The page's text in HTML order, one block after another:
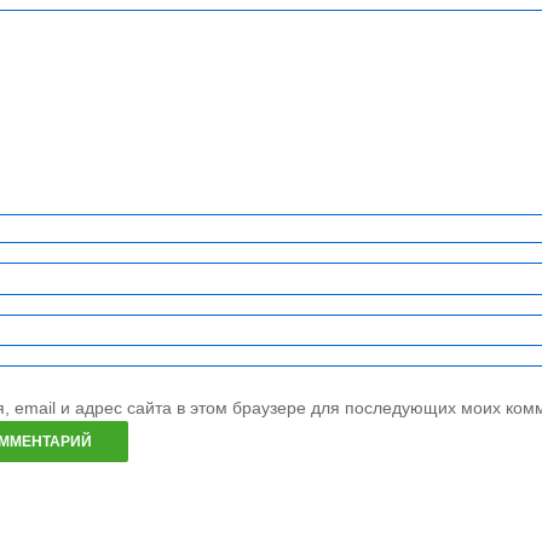
МЕНЮ ежедневного
горячего питания
email и адрес сайта в этом браузере для последующих моих